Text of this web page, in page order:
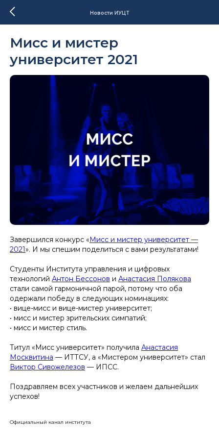
Новости ИУЦТ
Мисс и мистер
университет 2021
Завершился конкурс «Мисс и мистер университет —
2021». И мы спешим поделиться с вами результатами!
Студенты Института управления и цифровых
технологий Антон Бессонов и Анастасия Полякова
стали самой гармоничной парой, потому что оба
одержали победу в следующих номинациях:
• вице-мисс и вице-мистер университет;
• мисс и мистер зрительских симпатий;
• мисс и мистер стиль.
Титул «Мисс университет» получила Анастасия
Москвитина — ИТТСУ, а «Мистером университет» стал
Виктор Сивожелезов — ИПСС.
Поздравляем всех участников и желаем дальнейших
успехов!
Официальный канал института